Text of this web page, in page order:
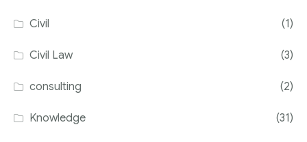
Civil (1)
Civil Law (3)
consulting (2)
Knowledge (31)